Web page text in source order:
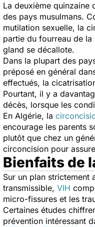
La deuxième quinzaine
des pays musulmans.
mutilation sexuelle, la
partie du fourreau de
gland se décallote.
Dans la plupart des
préposé en général
effectués, la
Pourtant, il y a
décès, lorsque les
En Algérie, la
encourage les parents
plutôt que chez un
circoncision pour
Bienfaits de
Sur un plan
transmissible, VIH
micro-fissures et les
Certaines études
prévention intéressant